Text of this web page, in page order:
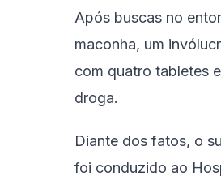
Após buscas no
maconha, um
com quatro tabletes
droga.
Diante dos fatos, o
foi conduzido ao